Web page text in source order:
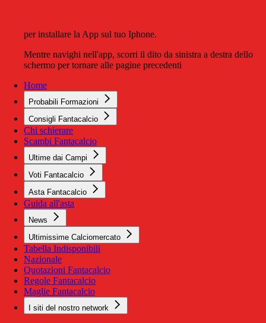
per installare la App sul tuo Iphone.
Mentre navighi nell'app, scorri il dito da sinistra a destra dello
schermo per tornare alle pagine precedenti
Home
Probabili Formazioni
Consigli Fantacalcio
Chi schierare
Scambi Fantacalcio
Ultime dai Campi
Voti Fantacalcio
Asta Fantacalcio
Guida all'asta
News
Ultimissime Calciomercato
Tabella Indisponibili
Nazionale
Quotazioni Fantacalcio
Regole Fantacalcio
Maglie Fantacalcio
I siti del nostro network